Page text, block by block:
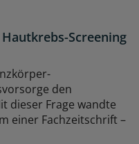
Screening
den
dieser Frage wandte
einer Fachzeitschrift –